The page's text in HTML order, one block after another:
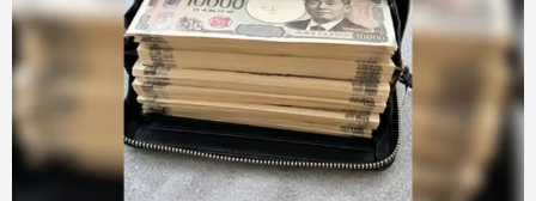
週刊女性PRIME
嵐・大野智、STARTO社の退所発表に秘め
られた“引退”の本音「言わない美学」が示
すグループへの敬意と“5…
週刊女性2026年3月24日・31日号 2026/7/17